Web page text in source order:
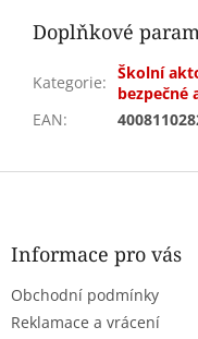
Doplňkové
Kategorie: Školní
bezpečné
EAN:
Z
Informace pro vás
Obchodní podmínky
Reklamace a vrácení